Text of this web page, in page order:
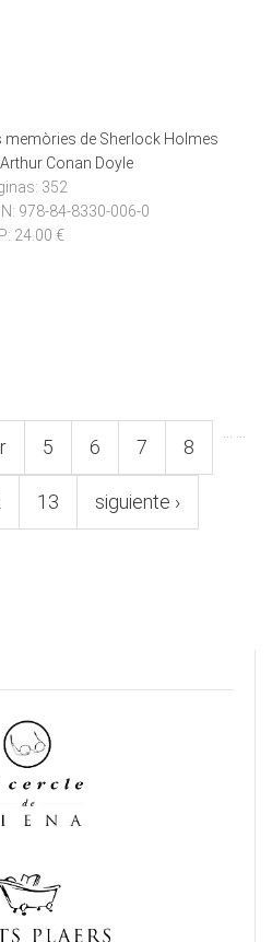
memòries de Sherlock Holmes
Conan Doyle
352
978-84-8330-006-0
24.00 €
5 6 7 8
13 siguiente ›